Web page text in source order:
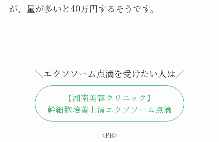
が、量が多いと40万円するそうです。
＼エクソソーム点滴を受けたい人は／
【湘南美容クリニック】
幹細胞培養上清エクソソーム点滴
<PR>